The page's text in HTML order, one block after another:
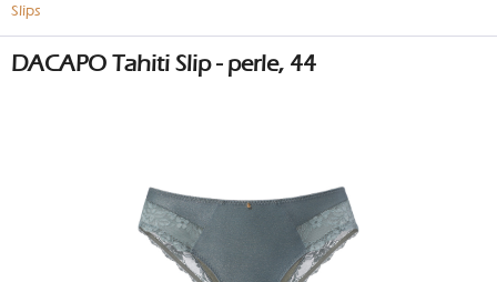
Slips
DACAPO Tahiti Slip - perle, 44